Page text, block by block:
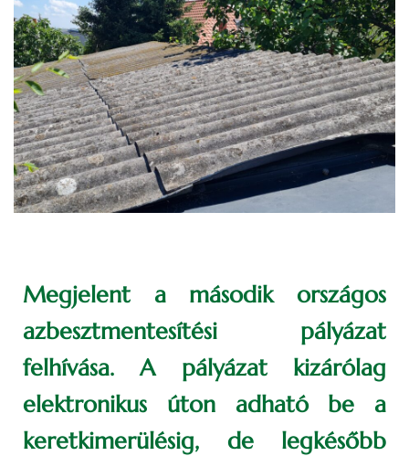
Megjelent a második országos
azbesztmentesítési pályázat
felhívása. A pályázat kizárólag
elektronikus úton adható be a
keretkimerülésig, de legkésőbb